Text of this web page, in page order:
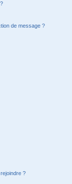
de message ?
?